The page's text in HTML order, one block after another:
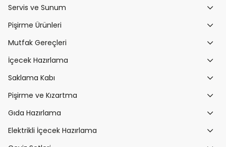
Servis ve Sunum
Pişirme Ürünleri
Mutfak Gereçleri
İçecek Hazırlama
Saklama Kabı
Pişirme ve Kızartma
Gıda Hazırlama
Elektrikli İçecek Hazırlama